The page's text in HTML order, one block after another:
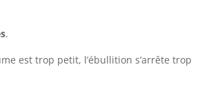
.
est trop petit, l’ébullition s’arrête trop